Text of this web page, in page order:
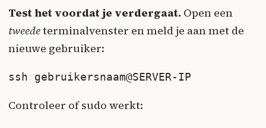
Test het voordat je verdergaat. Open een
tweedeterminalvenster en meld je aan met de
nieuwe gebruiker:
ssh gebruikersnaam@SERVER-IP
Controleer of sudo werkt: